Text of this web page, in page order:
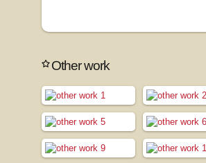
Other work